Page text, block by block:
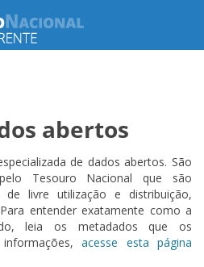
abertos
de dados abertos. São
Tesouro Nacional que são
livre utilização e distribuição,
entender exatamente como a
leia os metadados que os
informações,acesse esta página